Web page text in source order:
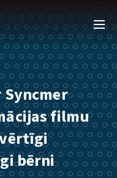
filmu
bērni